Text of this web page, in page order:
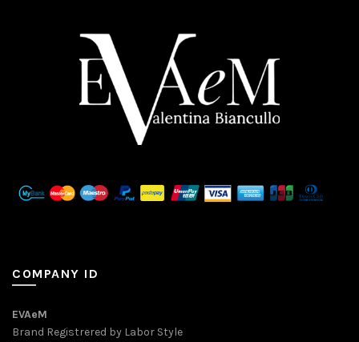
COMPANY ID
EVAeM
Brand Registrered by Labor Style